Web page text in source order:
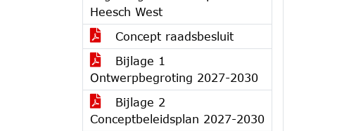
Heesch West
Concept raadsbesluit
Bijlage 1
Ontwerpbegroting 2027-2030
Bijlage 2
Conceptbeleidsplan 2027-2030